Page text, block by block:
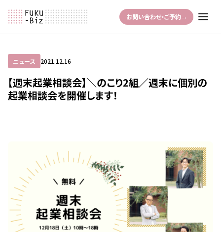
お問い合わせ・ご予約→
ニュース 2021.12.16
【週末起業相談会】＼のこり2組／週末に個別の
起業相談会を開催します！